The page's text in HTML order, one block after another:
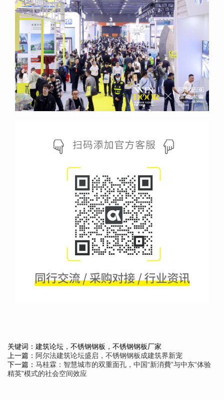
关键词：建筑论坛，不锈钢钢板，不锈钢钢板厂家
上一篇： 阿尔法建筑论坛盛启，不锈钢钢板成建筑界新宠
下一篇： 马桂霖：智慧城市的双重面孔，中国“新消費”与中东“体验
精英”模式的社会空间效应